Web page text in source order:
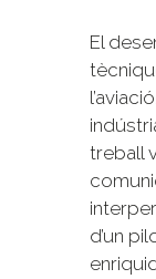
El
treball
d’un